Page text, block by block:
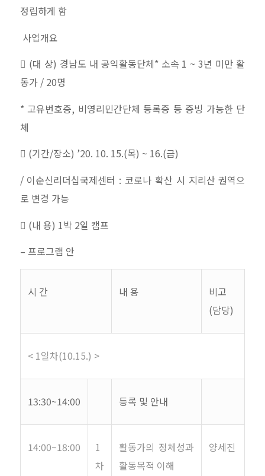
정립하게 함
사업개요
 (대 상) 경남도 내 공익활동단체* 소속 1 ~ 3년 미만 활
동가 / 20명
* 고유번호증, 비영리민간단체 등록증 등 증빙 가능한 단
체
 (기간/장소) ’20. 10. 15.(목) ~ 16.(금)
/ 이순신리더십국제센터 : 코로나 확산 시 지리산 권역으
로 변경 가능
 (내 용) 1박 2일 캠프
– 프로그램 안
시 간 내 용
비고
(담당)
< 1일차(10.15.) >
13:30~14:00 등록 및 안내
14:00~18:00
1
차
활동가의 정체성과
활동목적 이해
양세진